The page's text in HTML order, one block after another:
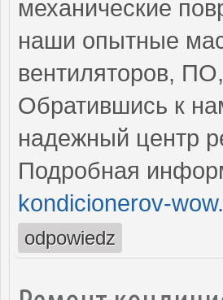
механические
наши опытные
вентиляторов,
Обратившись к
надежный центр
Подробная
kondicionerov-
odpowiedz